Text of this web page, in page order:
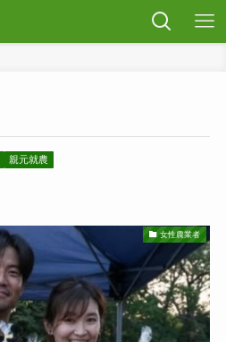
親元就農
女性農業者